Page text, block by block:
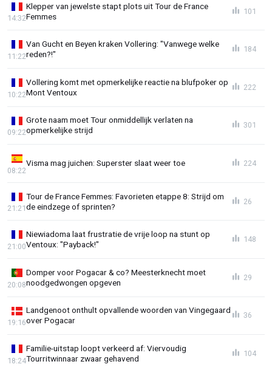
Klepper van jewelste stapt plots uit Tour de France
Femmes
14:32
101
Van Gucht en Beyen kraken Vollering: "Vanwege welke
reden?!"
11:22
184
Vollering komt met opmerkelijke reactie na blufpoker op
Mont Ventoux
10:22
222
Grote naam moet Tour onmiddellijk verlaten na
opmerkelijke strijd
09:22
301
Visma mag juichen: Superster slaat weer toe
08:22
224
Tour de France Femmes: Favorieten etappe 8: Strijd om
de eindzege of sprinten?
21:21
26
Niewiadoma laat frustratie de vrije loop na stunt op
Ventoux: "Payback!"
21:00
148
Domper voor Pogacar & co? Meesterknecht moet
noodgedwongen opgeven
20:08
29
Landgenoot onthult opvallende woorden van Vingegaard
over Pogacar
19:16
36
Familie-uitstap loopt verkeerd af: Viervoudig
Tourritwinnaar zwaar gehavend
18:24
104